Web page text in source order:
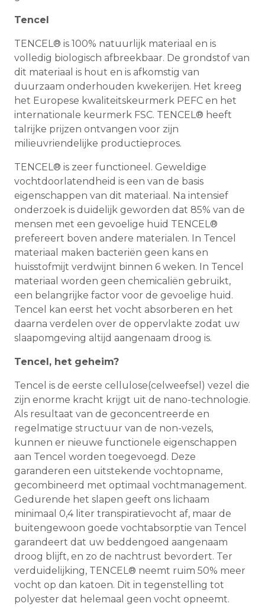
Tencel
TENCEL® is 100% natuurlijk materiaal en is
volledig biologisch afbreekbaar. De grondstof van
dit materiaal is hout en is afkomstig van
duurzaam onderhouden kwekerijen. Het kreeg
het Europese kwaliteitskeurmerk PEFC en het
internationale keurmerk FSC. TENCEL® heeft
talrijke prijzen ontvangen voor zijn
milieuvriendelijke productieproces.
TENCEL® is zeer functioneel. Geweldige
vochtdoorlatendheid is een van de basis
eigenschappen van dit materiaal. Na intensief
onderzoek is duidelijk geworden dat 85% van de
mensen met een gevoelige huid TENCEL®
prefereert boven andere materialen. In Tencel
materiaal maken bacteriën geen kans en
huisstofmijt verdwijnt binnen 6 weken. In Tencel
materiaal worden geen chemicaliën gebruikt,
een belangrijke factor voor de gevoelige huid.
Tencel kan eerst het vocht absorberen en het
daarna verdelen over de oppervlakte zodat uw
slaapomgeving altijd aangenaam droog is.
Tencel, het geheim?
Tencel is de eerste cellulose(celweefsel) vezel die
zijn enorme kracht krijgt uit de nano-technologie.
Als resultaat van de geconcentreerde en
regelmatige structuur van de non-vezels,
kunnen er nieuwe functionele eigenschappen
aan Tencel worden toegevoegd. Deze
garanderen een uitstekende vochtopname,
gecombineerd met optimaal vochtmanagement.
Gedurende het slapen geeft ons lichaam
minimaal 0,4 liter transpiratievocht af, maar de
buitengewoon goede vochtabsorptie van Tencel
garandeert dat uw beddengoed aangenaam
droog blijft, en zo de nachtrust bevordert. Ter
verduidelijking, TENCEL® neemt ruim 50% meer
vocht op dan katoen. Dit in tegenstelling tot
polyester dat helemaal geen vocht opneemt.